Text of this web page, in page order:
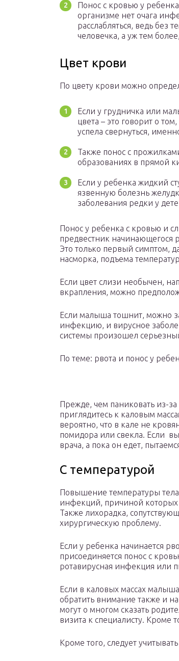
Понос с кровью у
организме нет очага
расслабляться, ведь без
человечка, а уж тем
Цвет крови
По цвету крови можно
Если у грудничка или
цвета – это говорит о
успела свернуться,
Также понос с
образованиях в прямой
Если у ребенка жидкий
язвенную болезнь
заболевания редки у
Понос у ребенка с кровью и
предвестник начинающегося
Это только первый симптом,
насморка, подъема
Если цвет слизи необычен,
вкрапления, можно
Если малыша тошнит, можно
инфекцию, и вирусное
системы произошел
По теме: рвота и понос у
Прежде, чем паниковать из-
приглядитесь к каловым
вероятно, что в кале не
помидора или свекла. Если
врача, а пока он едет,
С температурой
Повышение температуры
инфекций, причиной которых
Также лихорадка,
хирургическую проблему.
Если у ребенка начинается
присоединяется понос с
ротавирусная инфекция или
Если в каловых массах
обратить внимание также и
могут о многом сказать
визита к специалисту. Кроме
Кроме того, следует